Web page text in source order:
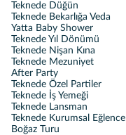
Teknede Düğün
Teknede Bekarlığa Veda
Yatta Baby Shower
Teknede Yıl Dönümü
Teknede Nişan Kına
Teknede Mezuniyet
After Party
Teknede Özel Partiler
Teknede İş Yemeği
Teknede Lansman
Teknede Kurumsal Eğlence
Boğaz Turu